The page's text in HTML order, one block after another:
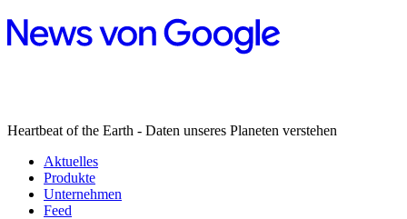
Heartbeat of the Earth - Daten unseres Planeten verstehen
Aktuelles
Produkte
Unternehmen
Feed